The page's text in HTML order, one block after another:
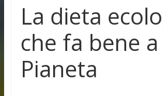
La dieta
che fa bene
Pianeta